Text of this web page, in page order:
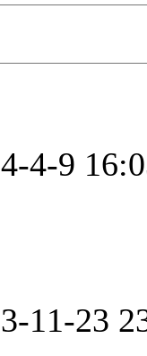
4-9
11-23